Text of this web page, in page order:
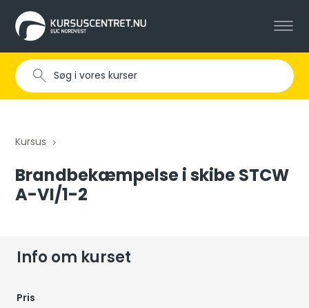
Kursus 5
Brandbekæmpelse i skibe STCW
A-VI/1-2
Info om kurset
Pris